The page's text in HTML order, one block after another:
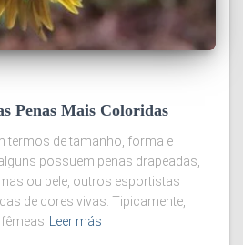
Penas Mais Coloridas
termos de tamanho, forma e
possuem penas drapeadas,
ou pele, outros esportistas
de cores vivas. Tipicamente,
Leer más